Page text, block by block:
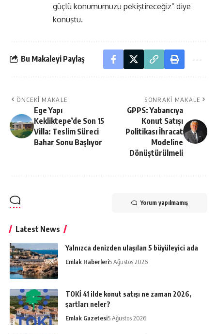
güçlü konumumuzu pekiştireceğiz” diye
konuştu.
Bu Makaleyi Paylaş
ÖNCEKI MAKALE
Ege Yapı
Kekliktepe’de Son 15
Villa: Teslim Süreci
Bahar Sonu Başlıyor
SONRAKI MAKALE
GPPS: Yabancıya
Konut Satışı
Politikası İhracat
Modeline
Dönüştürülmeli
Yorum yapılmamış
Latest News
Yalnızca denizden ulaşılan 5 büyüleyici ada
Emlak Haberleri5 Ağustos 2026
TOKİ 41 ilde konut satışı ne zaman 2026,
şartları neler?
Emlak Gazetesi5 Ağustos 2026